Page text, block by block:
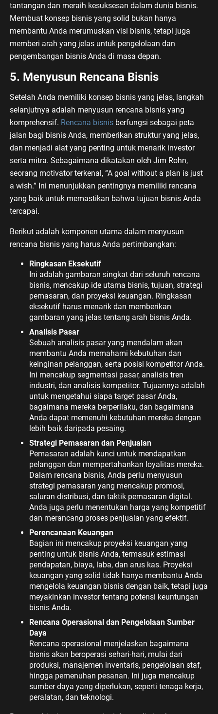
tantangan dan meraih kesuksesan dalam dunia bisnis.
Membuat konsep bisnis yang solid bukan hanya
membantu Anda merumuskan visi bisnis, tetapi juga
memberi arah yang jelas untuk pengelolaan dan
pengembangan bisnis Anda di masa depan.
5. Menyusun Rencana Bisnis
Setelah Anda memiliki konsep bisnis yang jelas, langkah
selanjutnya adalah menyusun rencana bisnis yang
komprehensif. Rencana bisnis berfungsi sebagai peta
jalan bagi bisnis Anda, memberikan struktur yang jelas,
dan menjadi alat yang penting untuk menarik investor
serta mitra. Sebagaimana dikatakan oleh Jim Rohn,
seorang motivator terkenal, “A goal without a plan is just
a wish.” Ini menunjukkan pentingnya memiliki rencana
yang baik untuk memastikan bahwa tujuan bisnis Anda
tercapai.
Berikut adalah komponen utama dalam menyusun
rencana bisnis yang harus Anda pertimbangkan:
Ringkasan Eksekutif
Ini adalah gambaran singkat dari seluruh rencana
bisnis, mencakup ide utama bisnis, tujuan, strategi
pemasaran, dan proyeksi keuangan. Ringkasan
eksekutif harus menarik dan memberikan
gambaran yang jelas tentang arah bisnis Anda.
Analisis Pasar
Sebuah analisis pasar yang mendalam akan
membantu Anda memahami kebutuhan dan
keinginan pelanggan, serta posisi kompetitor Anda.
Ini mencakup segmentasi pasar, analisis tren
industri, dan analisis kompetitor. Tujuannya adalah
untuk mengetahui siapa target pasar Anda,
bagaimana mereka berperilaku, dan bagaimana
Anda dapat memenuhi kebutuhan mereka dengan
lebih baik daripada pesaing.
Strategi Pemasaran dan Penjualan
Pemasaran adalah kunci untuk mendapatkan
pelanggan dan mempertahankan loyalitas mereka.
Dalam rencana bisnis, Anda perlu menyusun
strategi pemasaran yang mencakup promosi,
saluran distribusi, dan taktik pemasaran digital.
Anda juga perlu menentukan harga yang kompetitif
dan merancang proses penjualan yang efektif.
Perencanaan Keuangan
Bagian ini mencakup proyeksi keuangan yang
penting untuk bisnis Anda, termasuk estimasi
pendapatan, biaya, laba, dan arus kas. Proyeksi
keuangan yang solid tidak hanya membantu Anda
mengelola keuangan bisnis dengan baik, tetapi juga
meyakinkan investor tentang potensi keuntungan
bisnis Anda.
Rencana Operasional dan Pengelolaan Sumber
Daya
Rencana operasional menjelaskan bagaimana
bisnis akan beroperasi sehari-hari, mulai dari
produksi, manajemen inventaris, pengelolaan staf,
hingga pemenuhan pesanan. Ini juga mencakup
sumber daya yang diperlukan, seperti tenaga kerja,
peralatan, dan teknologi.